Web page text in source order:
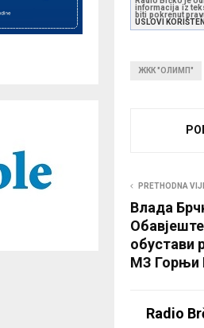
a
informacija iz
biti pokrenut
USLOVI
ЖКК "ОЛИМП"
PRETHODNA
Влада
обустави
МЗ Горњи
Radio